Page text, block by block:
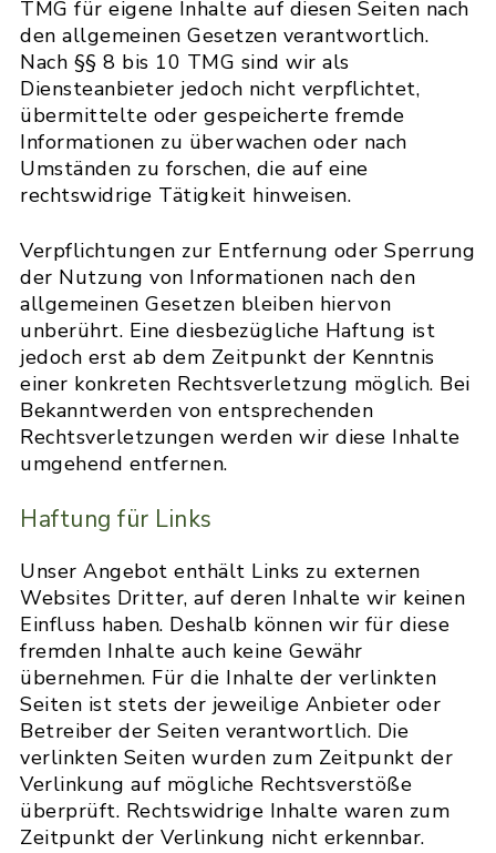
TMG für eigene Inhalte auf diesen Seiten nach
den allgemeinen Gesetzen verantwortlich.
Nach §§ 8 bis 10 TMG sind wir als
Diensteanbieter jedoch nicht verpflichtet,
übermittelte oder gespeicherte fremde
Informationen zu überwachen oder nach
Umständen zu forschen, die auf eine
rechtswidrige Tätigkeit hinweisen.
Verpflichtungen zur Entfernung oder Sperrung
der Nutzung von Informationen nach den
allgemeinen Gesetzen bleiben hiervon
unberührt. Eine diesbezügliche Haftung ist
jedoch erst ab dem Zeitpunkt der Kenntnis
einer konkreten Rechtsverletzung möglich. Bei
Bekanntwerden von entsprechenden
Rechtsverletzungen werden wir diese Inhalte
umgehend entfernen.
Haftung für Links
Unser Angebot enthält Links zu externen
Websites Dritter, auf deren Inhalte wir keinen
Einfluss haben. Deshalb können wir für diese
fremden Inhalte auch keine Gewähr
übernehmen. Für die Inhalte der verlinkten
Seiten ist stets der jeweilige Anbieter oder
Betreiber der Seiten verantwortlich. Die
verlinkten Seiten wurden zum Zeitpunkt der
Verlinkung auf mögliche Rechtsverstöße
überprüft. Rechtswidrige Inhalte waren zum
Zeitpunkt der Verlinkung nicht erkennbar.